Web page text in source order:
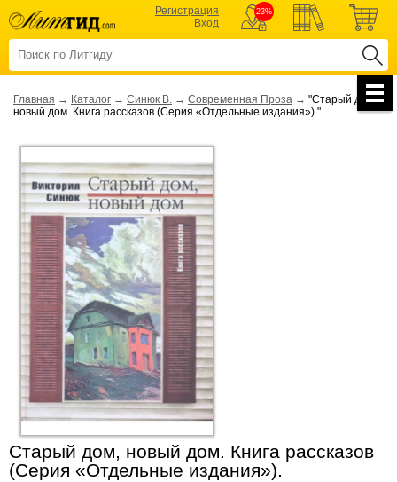
Регистрация
Вход
23%
Главная → Каталог → Синюк В. → Современная Проза → "Старый дом,
новый дом. Книга рассказов (Серия «Отдельные издания»)."
Старый дом, новый дом. Книга рассказов
(Серия «Отдельные издания»).